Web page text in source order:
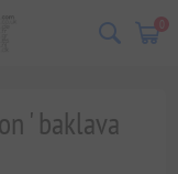
0
' baklava